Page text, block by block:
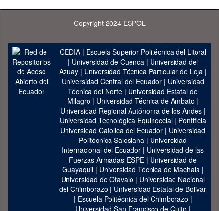
Copyright 2024 ESPOL
CEDIA| Escuela Superior Politécnica del Litoral
| Universidad de Cuenca| Universidad del
Azuay| Universidad Técnica Particular de Loja|
Universidad Central del Ecuador| Universidad
Técnica del Norte | Universidad Estatal de
Milagro | Universidad Técnica de Ambato |
Universidad Regional Autónoma de los Andes|
Universidad Tecnológica Equinoccial| Pontificia
Universidad Catolica del Ecuador | Universidad
Politécnica Salesiana | Universidad
Internacional del Ecuador | Universidad de las
Fuerzas Armadas-ESPE | Universidad de
Guayaquil| Universidad Técnica de Machala|
Universidad de Otavalo | Universidad Nacional
del Chimborazo | Universidad Estatal de Bolivar
| Escuela Politécnica del Chimborazo |
Universidad San Francisco de Quito |